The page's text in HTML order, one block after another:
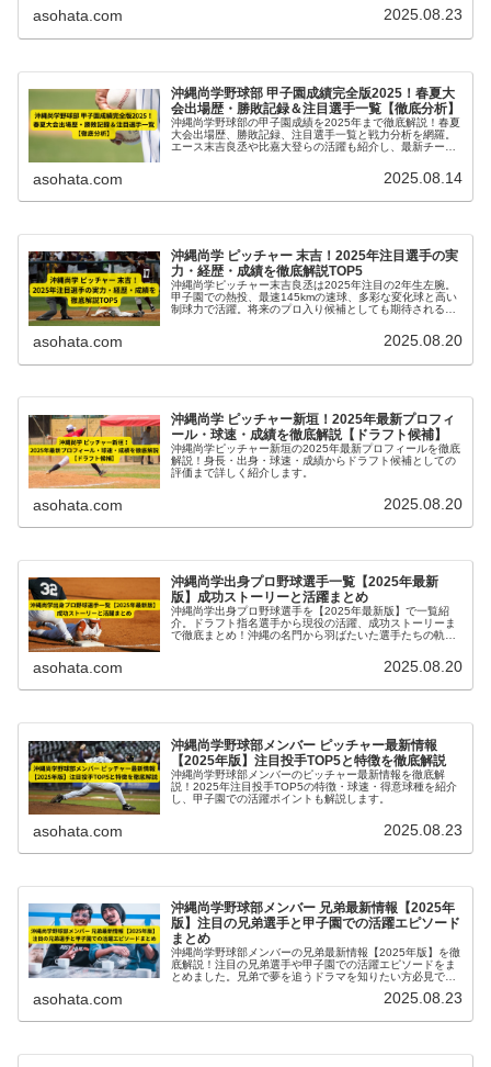
asohata.com 2025.08.23
沖縄尚学野球部 甲子園成績完全版2025！春夏大
会出場歴・勝敗記録＆注目選手一覧【徹底分析】
沖縄尚学野球部の甲子園成績を2025年まで徹底解説！春夏
大会出場歴、勝敗記録、注目選手一覧と戦力分析を網羅。
エース末吉良丞や比嘉大登らの活躍も紹介し、最新チーム
asohata.com 2025.08.14
沖縄尚学 ピッチャー 末吉！2025年注目選手の実
力・経歴・成績を徹底解説TOP5
沖縄尚学ピッチャー末吉良丞は2025年注目の2年生左腕。
甲子園での熱投、最速145kmの速球、多彩な変化球と高い
制球力で活躍。将来のプロ入り候補としても期待されるエ
asohata.com 2025.08.20
沖縄尚学 ピッチャー新垣！2025年最新プロフィ
ール・球速・成績を徹底解説【ドラフト候補】
沖縄尚学ピッチャー新垣の2025年最新プロフィールを徹底
解説！身長・出身・球速・成績からドラフト候補としての
評価まで詳しく紹介します。
asohata.com 2025.08.20
沖縄尚学出身プロ野球選手一覧【2025年最新
版】成功ストーリーと活躍まとめ
沖縄尚学出身プロ野球選手を【2025年最新版】で一覧紹
介。ドラフト指名選手から現役の活躍、成功ストーリーま
で徹底まとめ！沖縄の名門から羽ばたいた選手たちの軌跡
asohata.com 2025.08.20
沖縄尚学野球部メンバー ピッチャー最新情報
【2025年版】注目投手TOP5と特徴を徹底解説
沖縄尚学野球部メンバーのピッチャー最新情報を徹底解
説！2025年注目投手TOP5の特徴・球速・得意球種を紹介
し、甲子園での活躍ポイントも解説します。
asohata.com 2025.08.23
沖縄尚学野球部メンバー 兄弟最新情報【2025年
版】注目の兄弟選手と甲子園での活躍エピソード
まとめ
沖縄尚学野球部メンバーの兄弟最新情報【2025年版】を徹
底解説！注目の兄弟選手や甲子園での活躍エピソードをま
とめました。兄弟で夢を追うドラマを知りたい方必見で
asohata.com 2025.08.23